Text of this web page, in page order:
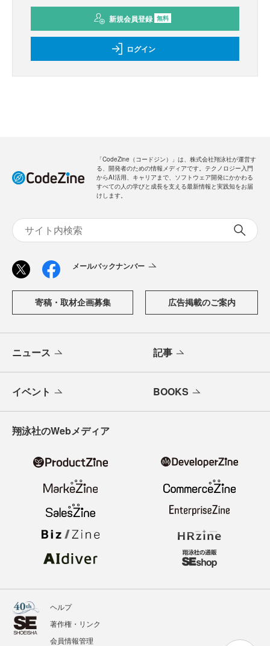
新規会員登録 無料
ログイン
「CodeZine（コードジン）」は、株式会社翔泳社が運営す
る、開発者のための情報メディアです。テクノロジー入門
からAI活用、キャリアまで、ソフトウェア開発にかかわる
すべての人の学びと成長を支える最新情報と実践知をお届
けします。
メールバックナンバー
寄稿・取材企画募集 広告掲載のご案内
ニュース 記事
イベント BOOKS
翔泳社のWebメディア
ヘルプ
著作権・リンク
会員情報管理